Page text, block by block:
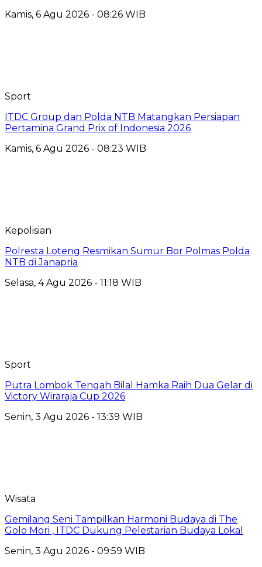
Kamis, 6 Agu 2026 - 08:26 WIB
Sport
ITDC Group dan Polda NTB Matangkan Persiapan
Pertamina Grand Prix of Indonesia 2026
Kamis, 6 Agu 2026 - 08:23 WIB
Kepolisian
Polresta Loteng Resmikan Sumur Bor Polmas Polda
NTB di Janapria
Selasa, 4 Agu 2026 - 11:18 WIB
Sport
Putra Lombok Tengah Bilal Hamka Raih Dua Gelar di
Victory Wiraraja Cup 2026
Senin, 3 Agu 2026 - 13:39 WIB
Wisata
Gemilang Seni Tampilkan Harmoni Budaya di The
Golo Mori , ITDC Dukung Pelestarian Budaya Lokal
Senin, 3 Agu 2026 - 09:59 WIB